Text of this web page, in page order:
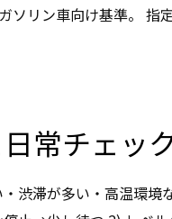
ソリン車向け基準。 指
常チェッ
渋滞が多い・高温環境